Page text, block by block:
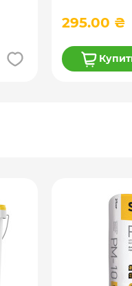
295.00 ₴